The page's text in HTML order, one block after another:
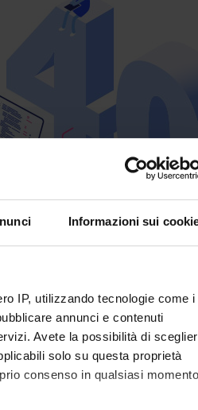
Informazioni sui
IP, utilizzando tecnologie come i
annunci e contenuti
Avete la possibilità di
solo su questa proprietà
consenso in qualsiasi momento